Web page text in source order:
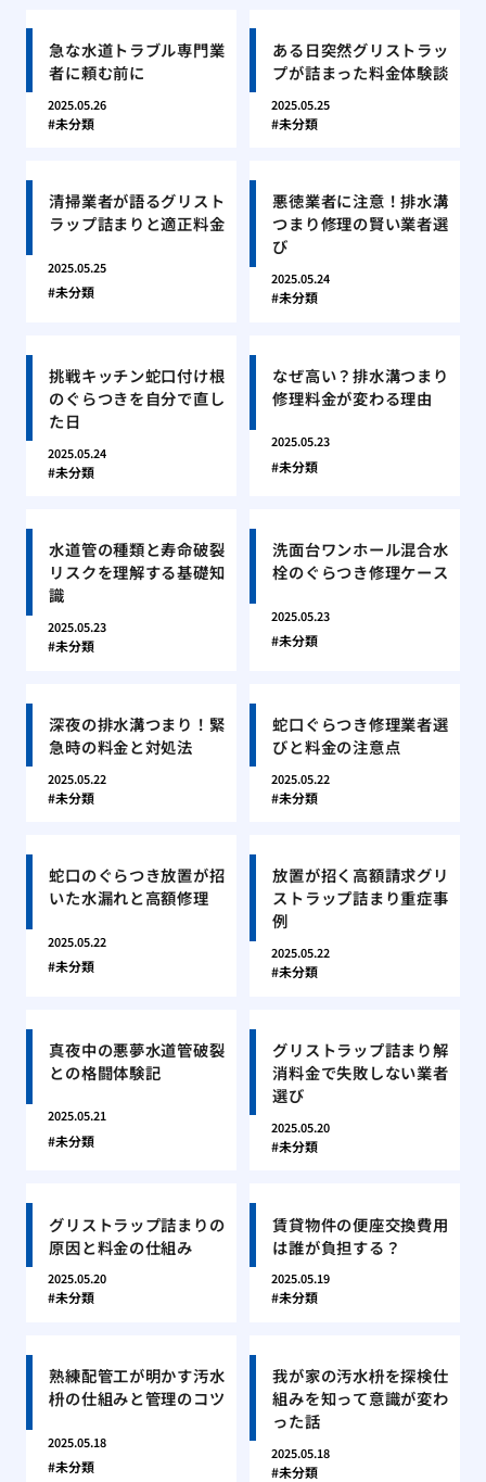
急な水道トラブル専門業
者に頼む前に
2025.05.26
未分類
ある日突然グリストラッ
プが詰まった料金体験談
2025.05.25
未分類
清掃業者が語るグリスト
ラップ詰まりと適正料金
2025.05.25
未分類
悪徳業者に注意！排水溝
つまり修理の賢い業者選
び
2025.05.24
未分類
挑戦キッチン蛇口付け根
のぐらつきを自分で直し
た日
2025.05.24
未分類
なぜ高い？排水溝つまり
修理料金が変わる理由
2025.05.23
未分類
水道管の種類と寿命破裂
リスクを理解する基礎知
識
2025.05.23
未分類
洗面台ワンホール混合水
栓のぐらつき修理ケース
2025.05.23
未分類
深夜の排水溝つまり！緊
急時の料金と対処法
2025.05.22
未分類
蛇口ぐらつき修理業者選
びと料金の注意点
2025.05.22
未分類
蛇口のぐらつき放置が招
いた水漏れと高額修理
2025.05.22
未分類
放置が招く高額請求グリ
ストラップ詰まり重症事
例
2025.05.22
未分類
真夜中の悪夢水道管破裂
との格闘体験記
2025.05.21
未分類
グリストラップ詰まり解
消料金で失敗しない業者
選び
2025.05.20
未分類
グリストラップ詰まりの
原因と料金の仕組み
2025.05.20
未分類
賃貸物件の便座交換費用
は誰が負担する？
2025.05.19
未分類
熟練配管工が明かす汚水
枡の仕組みと管理のコツ
2025.05.18
未分類
我が家の汚水枡を探検仕
組みを知って意識が変わ
った話
2025.05.18
未分類